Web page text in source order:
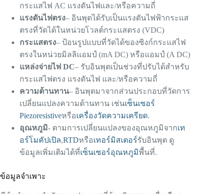
กระแสไฟ AC แรงดันไฟและ/หรือความถี่
แรงดันไฟตรง– อินพุตได้รับเป็นแรงดันไฟฟ้ากระแส
ตรงที่วัดได้ในหน่วยโวลต์กระแสตรง (VDC)
กระแสตรง– ป้อนรูปแบบที่วัดได้ของซิงก์กระแสไฟ
ตรงในหน่วยมิลลิแอมป์ (mA DC) หรือแอมป์ (A DC)
แหล่งจ่ายไฟ DC– รับอินพุตเป็นช่วงที่ปรับได้สำหรับ
กระแสไฟตรง แรงดันไฟ และ/หรือความถี่
ความต้านทาน– อินพุตมาจากส่วนประกอบที่วัดการ
เปลี่ยนแปลงความต้านทาน เช่นเซ็นเซอร์
Piezoresistiveหรือเครื่องวัดความเครียด.
อุณหภูมิ- ตามการเปลี่ยนแปลงของอุณหภูมิจากเท
อร์โมคัปเปิล,RTDหรือเทอร์มิสเตอร์รับอินพุต ดู
ข้อมูลเพิ่มเติมได้ที่เซ็นเซอร์อุณหภูมิพื้นที่.
ข้อมูลจำเพาะ